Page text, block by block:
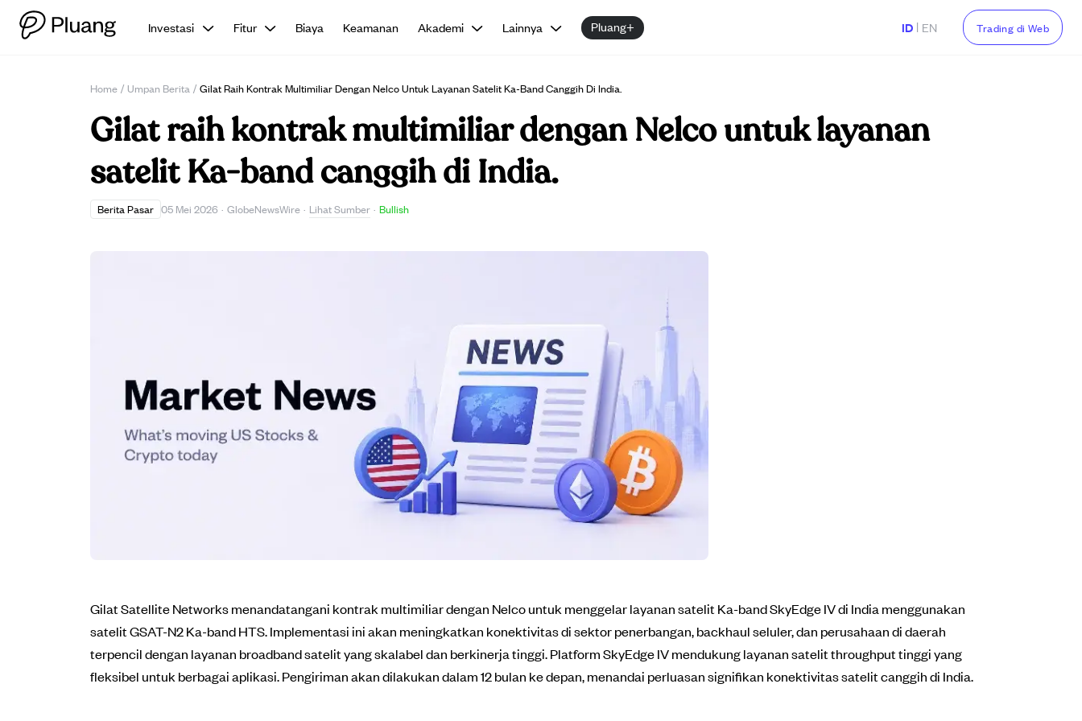
Investasi Fitur Biaya Keamanan Akademi Lainnya Pluang+ ID | EN Trading di Web
Home / Umpan Berita / Gilat Raih Kontrak Multimiliar Dengan Nelco Untuk Layanan Satelit Ka-Band Canggih Di India.
Gilat raih kontrak multimiliar dengan Nelco untuk layanan
satelit Ka-band canggih di India.
Berita Pasar 05 Mei 2026 · GlobeNewsWire · Lihat Sumber · Bullish
Gilat Satellite Networks menandatangani kontrak multimiliar dengan Nelco untuk menggelar layanan satelit Ka-band SkyEdge IV di India menggunakan
satelit GSAT-N2 Ka-band HTS. Implementasi ini akan meningkatkan konektivitas di sektor penerbangan, backhaul seluler, dan perusahaan di daerah
terpencil dengan layanan broadband satelit yang skalabel dan berkinerja tinggi. Platform SkyEdge IV mendukung layanan satelit throughput tinggi yang
fleksibel untuk berbagai aplikasi. Pengiriman akan dilakukan dalam 12 bulan ke depan, menandai perluasan signifikan konektivitas satelit canggih di India.